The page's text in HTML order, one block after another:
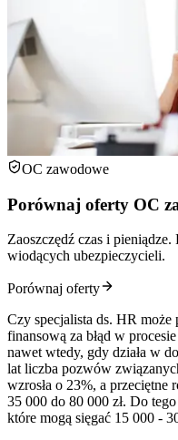
OC zawodowe
Porównaj oferty OC
Zaoszczędź czas i
wiodących ubezpieczycieli.
Porównaj oferty
Czy specjalista ds. HR może
finansową za błąd w
nawet wtedy, gdy działa w
lat liczba pozwów
wzrosła o 23%, a
35 000 do 80 000 zł. Do
które mogą sięgać 15 000 -